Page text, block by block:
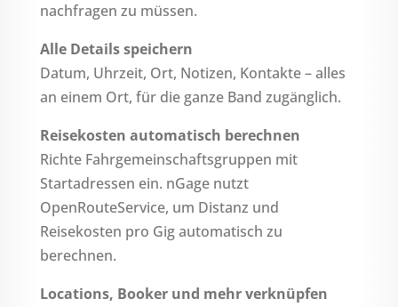
nachfragen zu müssen.
Alle Details speichern
Datum, Uhrzeit, Ort, Notizen, Kontakte – alles
an einem Ort, für die ganze Band zugänglich.
Reisekosten automatisch berechnen
Richte Fahrgemeinschaftsgruppen mit
Startadressen ein. nGage nutzt
OpenRouteService, um Distanz und
Reisekosten pro Gig automatisch zu
berechnen.
Locations, Booker und mehr verknüpfen